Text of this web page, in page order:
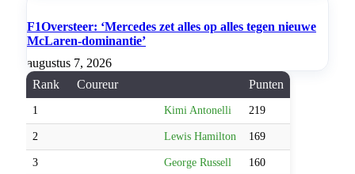
F1Oversteer: ‘Mercedes zet alles op alles tegen nieuwe
McLaren-dominantie’
augustus 7, 2026
Rank
Coureur Punten
1 Kimi Antonelli 219
2 Lewis Hamilton 169
3 George Russell 160